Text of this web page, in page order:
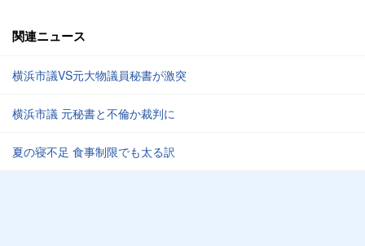
関連ニュース
横浜市議VS元大物議員秘書が激突
横浜市議 元秘書と不倫か裁判に
夏の寝不足 食事制限でも太る訳